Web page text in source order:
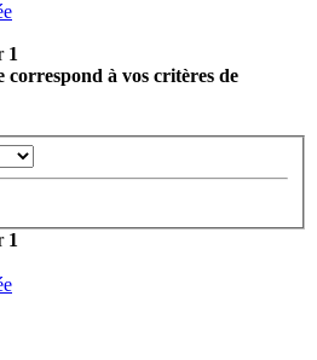
1
correspond à vos critères de
1